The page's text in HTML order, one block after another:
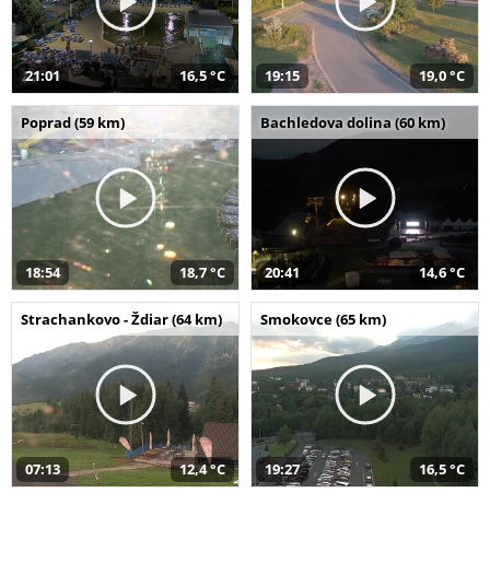
21:01 16,5 °C 19:15 19,0 °C
Poprad (59 km)
18:54 18,7 °C
Bachledova dolina (60 km)
20:41 14,6 °C
Strachankovo - Ždiar (64 km)
07:13 12,4 °C
Smokovce (65 km)
19:27 16,5 °C